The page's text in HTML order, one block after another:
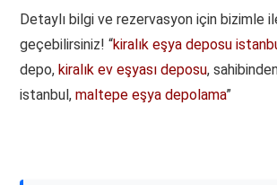
Detaylı bilgi ve rezervasyon için bizimle
geçebilirsiniz! kiralık eşya deposu
depo, kiralık ev eşyası deposu,
istanbul, maltepe eşya depolama